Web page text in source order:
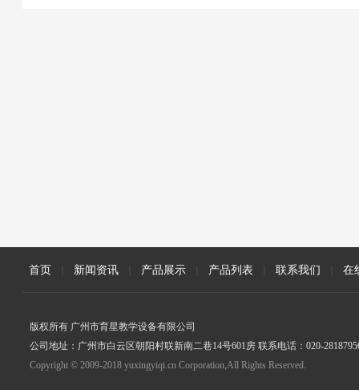
首页 新闻资讯 产品展示 产品列表 联系我们 在
版权所有 广州市育星教学设备有限公司
公司地址：广州市白云区朝阳村联新南二巷14号601房 联系电话：020-
Copyright © 2009-2018 yuxingyiqi.cn Corporation,All Rights Reserved.